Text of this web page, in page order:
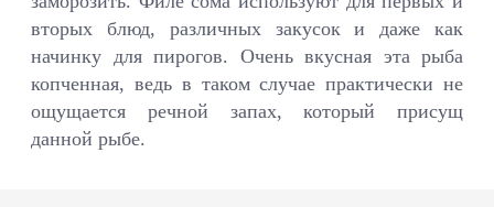
вторых блюд, различных закусок и даже как
начинку для пирогов. Очень вкусная эта рыба
копченная, ведь в таком случае практически не
ощущается речной запах, который присущ
данной рыбе.